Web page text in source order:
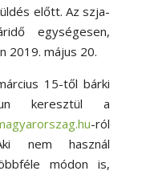
előtt. Az szja-
egységesen,
2019. május 20.
15-től bárki
keresztül a
-ról
nem használ
módon is,